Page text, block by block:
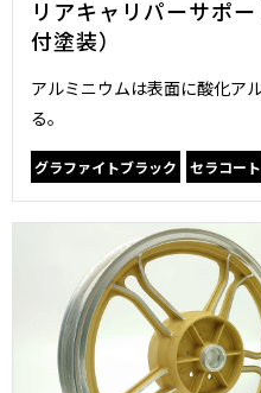
リアキャリパーサポ
付塗装）
アルミニウムは表面に酸化ア
る。
グラファイトブラック セラコート